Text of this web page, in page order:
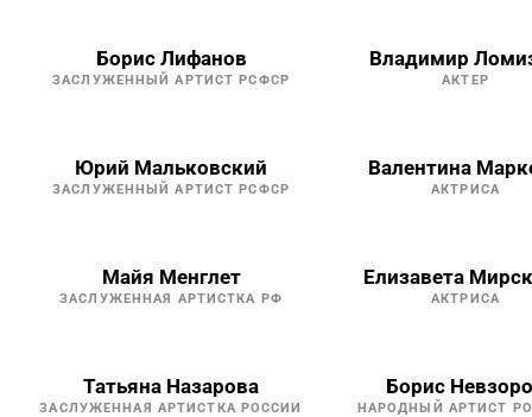
Борис Лифанов
ЗАСЛУЖЕННЫЙ АРТИСТ РСФСР
Владимир
АКТЕР
Юрий Мальковский
ЗАСЛУЖЕННЫЙ АРТИСТ РСФСР
Валентина
АКТРИСА
Майя Менглет
ЗАСЛУЖЕННАЯ АРТИСТКА РФ
Елизавета
АКТРИСА
Татьяна Назарова
ЗАСЛУЖЕННАЯ АРТИСТКА РОССИИ
Борис
НАРОДНЫЙ АРТИСТ